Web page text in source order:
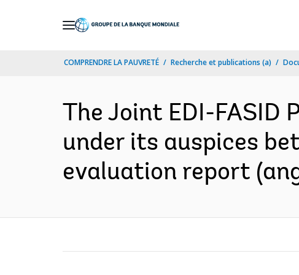
COMPRENDRE LA PAUVRETÉ Recherche et publications (a)
The Joint EDI-
under its auspices
evaluation report